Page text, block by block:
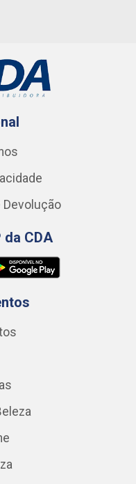
Devolução
da CDA